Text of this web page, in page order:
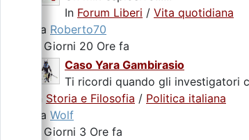
In Forum Liberi / Vita quotidiana
da Roberto70
2 Giorni 20 Ore fa
Caso Yara Gambirasio
Ti ricordi quando gli investigatori
Storia e Filosofia / Politica italiana
da Wolf
4 Giorni 3 Ore fa